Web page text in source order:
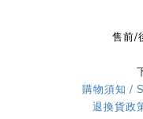
售前/
購物須知 /
退換貨政